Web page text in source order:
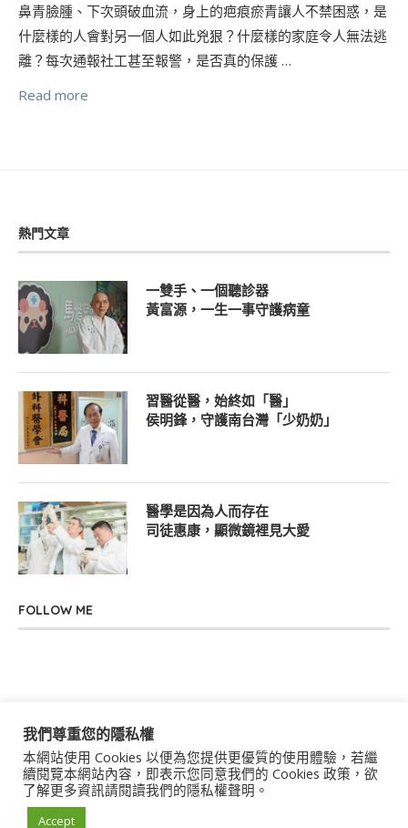
鼻青臉腫、下次頭破血流，身上的疤痕瘀青讓人不禁困惑，是
什麼樣的人會對另一個人如此兇狠？什麼樣的家庭令人無法逃
離？每次通報社工甚至報警，是否真的保護 …
Read more
熱門文章
一雙手、一個聽診器
黃富源，一生一事守護病童
習醫從醫，始終如「醫」
侯明鋒，守護南台灣「少奶奶」
醫學是因為人而存在
司徒惠康，顯微鏡裡見大愛
FOLLOW ME
關於我們 聯絡我們 服務條款 隱私權政策
著作權聲明 作者群
我們尊重您的隱私權
本網站使用 Cookies 以便為您提供更優質的使用體驗，若繼
續閱覽本網站內容，即表示您同意我們的 Cookies 政策，欲
了解更多資訊請閱讀我們的隱私權聲明。
Accept